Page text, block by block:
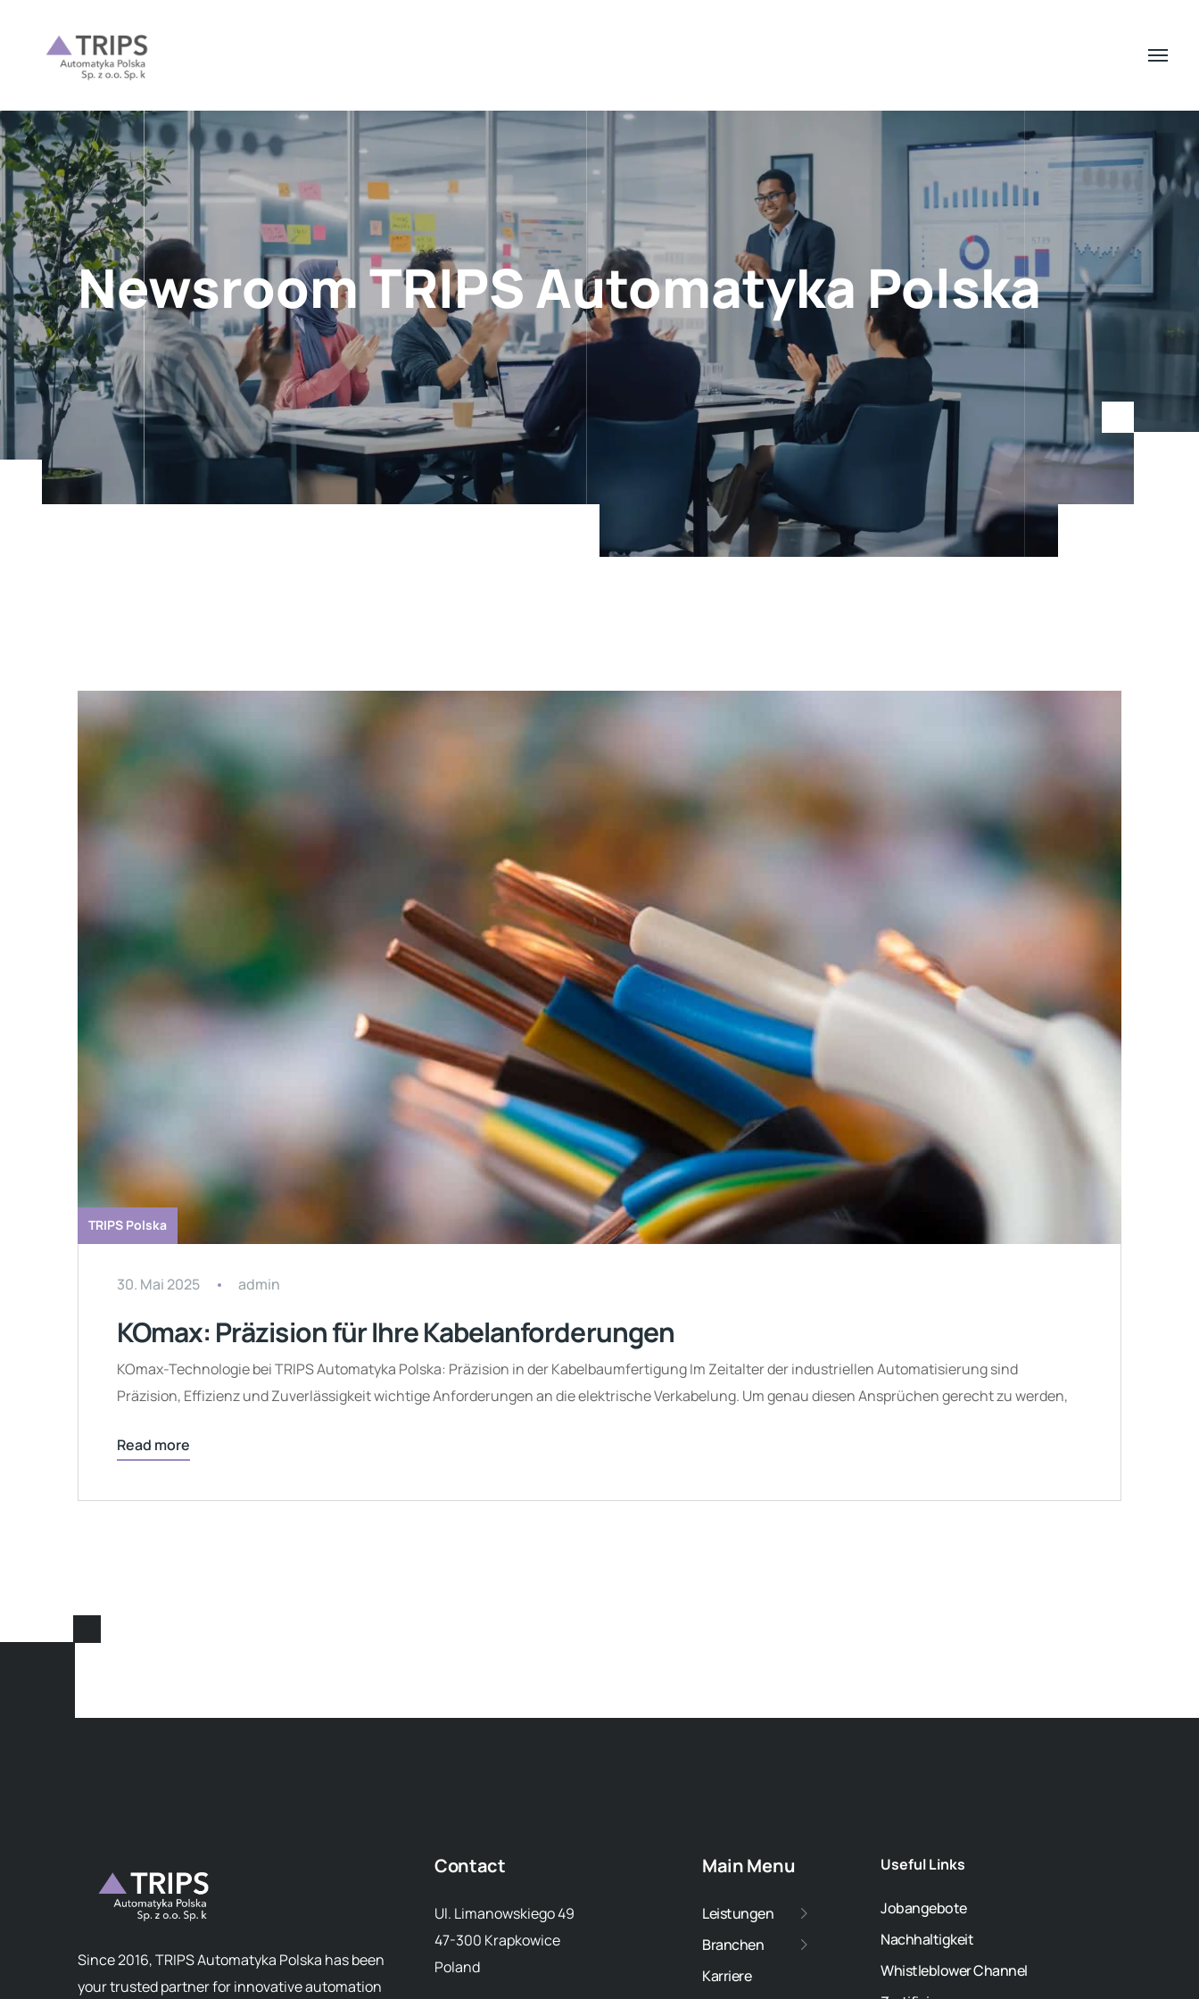
Newsroom TRIPS Automatyka Polska
TRIPS Polska
30. Mai 2025 admin
KOmax: Präzision für Ihre Kabelanforderungen
KOmax-Technologie bei TRIPS Automatyka Polska: Präzision in der Kabelbaumfertigung Im Zeitalter der industriellen Automatisierung sind
Präzision, Effizienz und Zuverlässigkeit wichtige Anforderungen an die elektrische Verkabelung. Um genau diesen Ansprüchen gerecht zu werden,
Read more
Since 2016, TRIPS Automatyka Polska has been
your trusted partner for innovative automation
Contact
Ul. Limanowskiego 49
47-300 Krapkowice
Poland
Main Menu
Leistungen
Branchen
Karriere
Useful Links
Jobangebote
Nachhaltigkeit
Whistleblower Channel